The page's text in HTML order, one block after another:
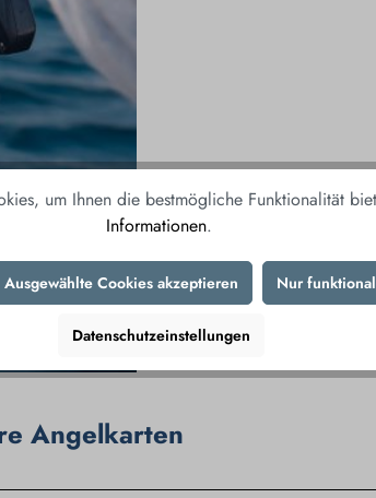
Angelkarten
um Ihnen die bestmögliche Funktionalität
Informationen.
Ausgewählte Cookies akzeptieren Nur
Datenschutzeinstellungen